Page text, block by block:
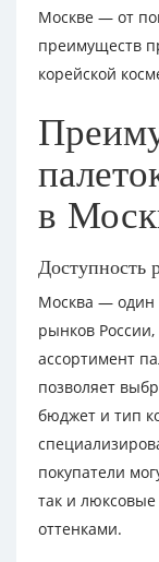
Москве — от
преимуществ
корейской
в
Доступность
Москва — один
рынков
ассортимент
позволяет
бюджет и тип
покупатели
так и
оттенками.